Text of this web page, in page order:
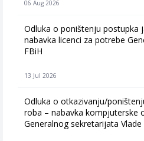
06 Aug 2026
Odluka o poništenju postupka
nabavka licenci za potrebe
FBiH
13 Jul 2026
Odluka o otkazivanju/
roba – nabavka kompjuterske
Generalnog sekretarijata Vlade